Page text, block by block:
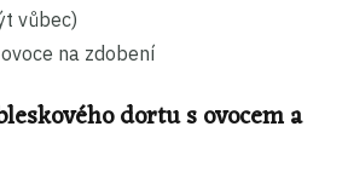
vůbec)
na zdobení
dortu s ovocem a